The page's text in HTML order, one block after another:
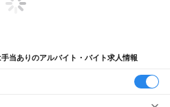
当ありのアルバイト・バイト求人情報